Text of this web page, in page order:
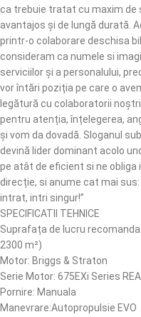
ca trebuie tratat cu maxim de
avantajos și de lungă durată.
printr-o colaborare deschisa
consideram ca numele si
serviciilor și a personalului,
vor întări poziția pe care o
legătură cu colaboratorii
pentru atenția, înțelegerea,
și vom da dovadă. Sloganul
devină lider dominant acolo
pe atât de eficient si ne
direcție, si anume cat mai
intrat, intri singur!”
SPECIFICATII TEHNICE
Suprafața de lucru
2300 m²)
Motor: Briggs & Straton
Serie Motor: 675EXi Series
Pornire: Manuala
Manevrare:Autopropulsie EVO